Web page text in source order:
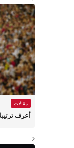
مقالات
أعرف